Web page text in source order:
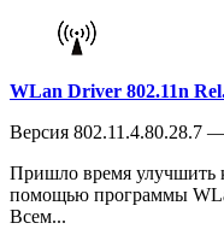
WLan Driver 802.11n
Версия 802.11.4.80.28.7
Пришло время улучшить
помощью программы
Всем...